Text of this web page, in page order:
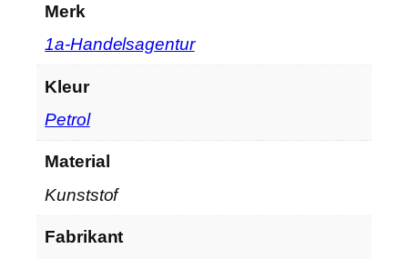
a
o
Merk
‎1a-Handelsagentur
Kleur
‎Petrol
Material
‎Kunststof
Fabrikant